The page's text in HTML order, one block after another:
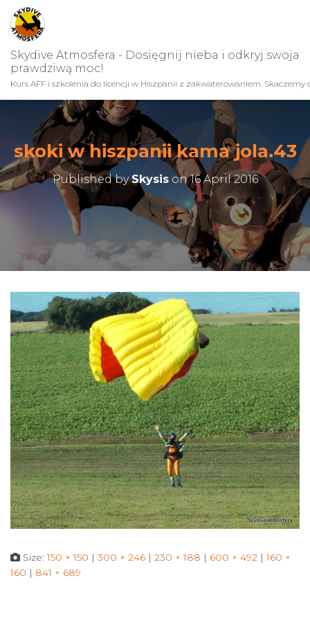
Skydive Atmosfera - Dosięgnij nieba i odkryj swoja
prawdziwą moc!
Kurs AFF i szkolenia do licencji w Hiszpanii z zakwaterowaniem. Skaczemy
skoki w hiszpanii kama jola.43
Published bySkysison16 April 2016
Size:150 × 150 | 300 × 246 | 230 × 188 | 600 × 492 | 160 ×
160 | 841 × 689